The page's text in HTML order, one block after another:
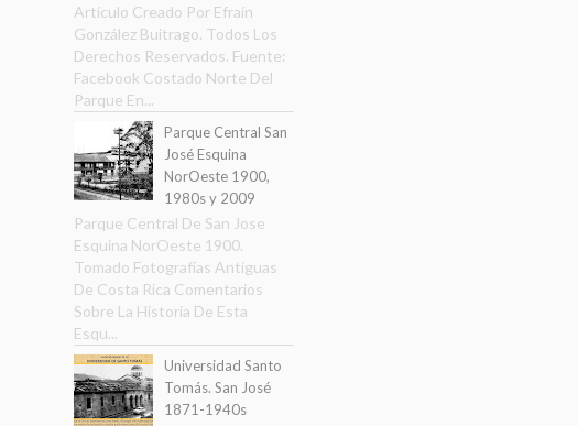
Artículo Creado Por Efraín
González Buitrago. Todos Los
Derechos Reservados. Fuente:
Facebook Costado Norte Del
Parque En...
Parque Central San
José Esquina
NorOeste 1900,
1980s y 2009
Parque Central De San Jose
Esquina NorOeste 1900.
Tomado Fotografías Antiguas
De Costa Rica Comentarios
Sobre La Historia De Esta
Esqu...
Universidad Santo
Tomás. San José
1871-1940s